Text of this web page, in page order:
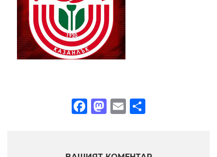
Facebook
Mastodon
Email